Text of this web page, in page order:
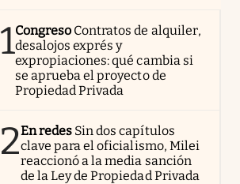
1Congreso Contratos de alquiler,
desalojos exprés y
expropiaciones: qué cambia si
se aprueba el proyecto de
Propiedad Privada
2En redes Sin dos capítulos
clave para el oficialismo, Milei
reaccionó a la media sanción
de la Ley de Propiedad Privada